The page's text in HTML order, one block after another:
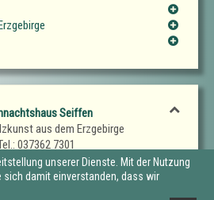
Seiffen
aus dem Erzgebirge
037362 7301
037362 7302
online.de
unserer Dienste. Mit der Nutzung
sich damit einverstanden, dass wir